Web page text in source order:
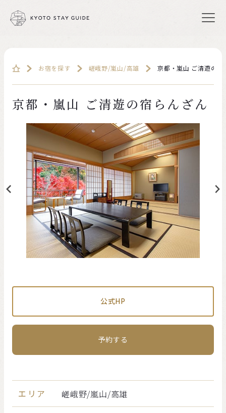
お宿を探す 嵯峨野/嵐⼭/⾼雄 京都・嵐山 ご清遊の宿
京都・嵐山 ご清遊の宿らんざん
公式HP
予約する
エリア 嵯峨野/嵐⼭/⾼雄